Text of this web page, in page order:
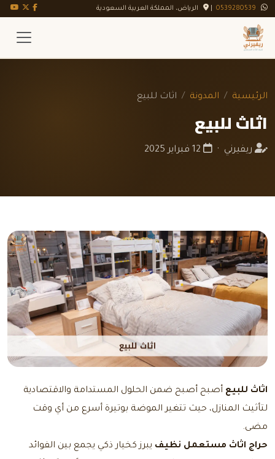
0539280539 الرياض، المملكة العربية السعودية فيسبوك
تويتر X
الرئيسية المدونة اثاث للبيع
اثاث للبيع
ريفيرني ·
اثاث للبيع أصبح أصبح ضمن الحلول المستدامة والاقتصادية
لتأثيث المنازل، حيث تتغير الموضة بوتيرة أسرع من أي وقت
مضى.
حراج اثاث مستعمل نظيف يبرز كخيار ذكي يجمع بين الفوائد